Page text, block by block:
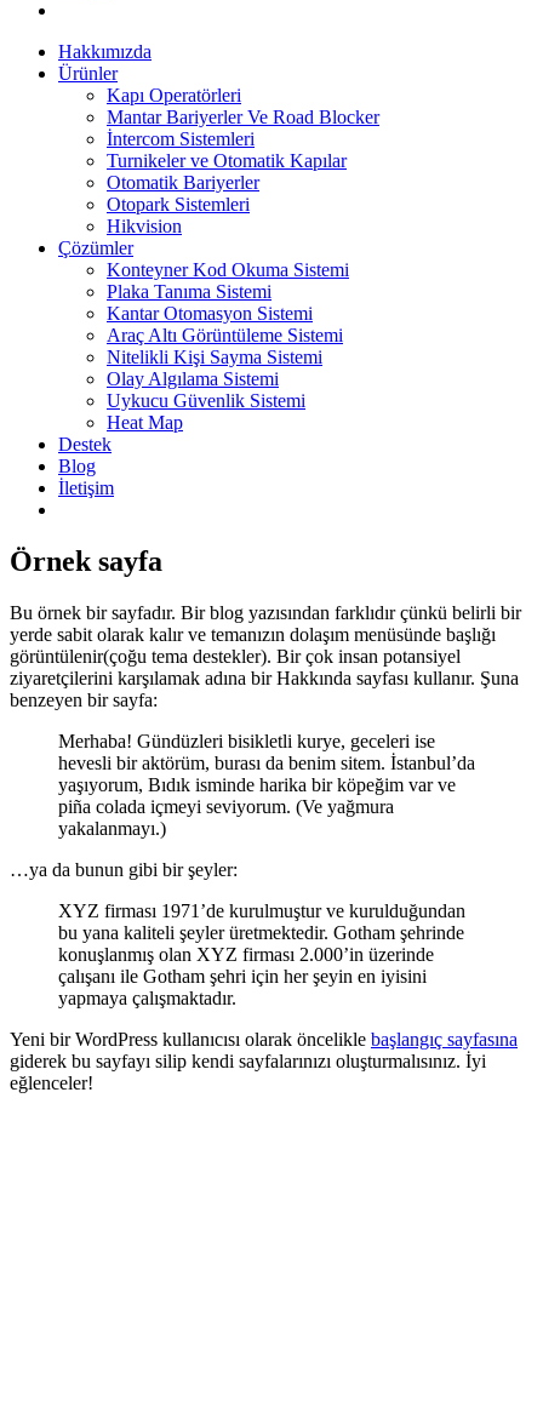
Hakkımızda
Ürünler
Kapı Operatörleri
Mantar Bariyerler Ve Road Blocker
İntercom Sistemleri
Turnikeler ve Otomatik Kapılar
Otomatik Bariyerler
Otopark Sistemleri
Hikvision
Çözümler
Konteyner Kod Okuma Sistemi
Plaka Tanıma Sistemi
Kantar Otomasyon Sistemi
Araç Altı Görüntüleme Sistemi
Nitelikli Kişi Sayma Sistemi
Olay Algılama Sistemi
Uykucu Güvenlik Sistemi
Heat Map
Destek
Blog
İletişim
Örnek sayfa
Bu örnek bir sayfadır. Bir blog yazısından farklıdır çünkü belirli bir
yerde sabit olarak kalır ve temanızın dolaşım menüsünde başlığı
görüntülenir(çoğu tema destekler). Bir çok insan potansiyel
ziyaretçilerini karşılamak adına bir Hakkında sayfası kullanır. Şuna
benzeyen bir sayfa:
Merhaba! Gündüzleri bisikletli kurye, geceleri ise
hevesli bir aktörüm, burası da benim sitem. İstanbul’da
yaşıyorum, Bıdık isminde harika bir köpeğim var ve
piña colada içmeyi seviyorum. (Ve yağmura
yakalanmayı.)
…ya da bunun gibi bir şeyler:
XYZ firması 1971’de kurulmuştur ve kurulduğundan
bu yana kaliteli şeyler üretmektedir. Gotham şehrinde
konuşlanmış olan XYZ firması 2.000’in üzerinde
çalışanı ile Gotham şehri için her şeyin en iyisini
yapmaya çalışmaktadır.
Yeni bir WordPress kullanıcısı olarak öncelikle başlangıç sayfasına
giderek bu sayfayı silip kendi sayfalarınızı oluşturmalısınız. İyi
eğlenceler!